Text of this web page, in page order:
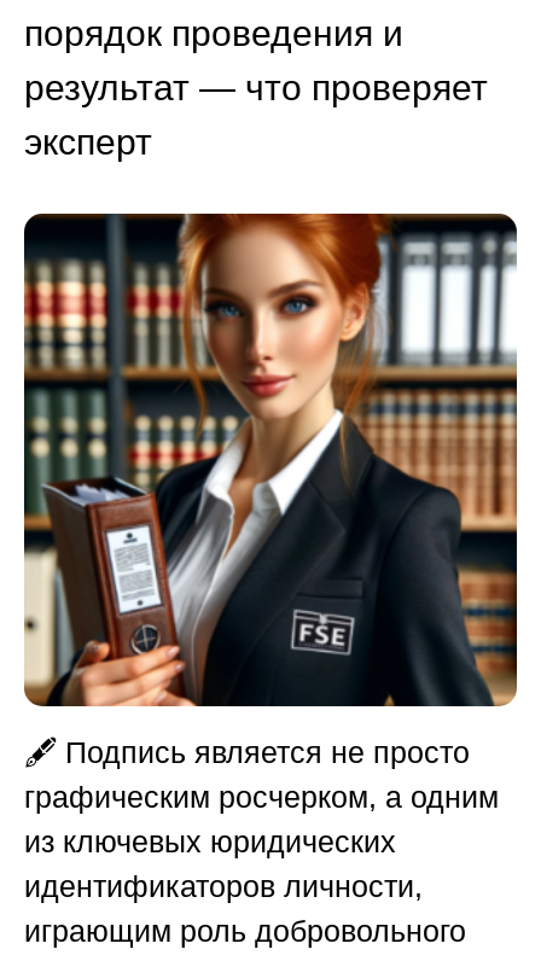
порядок проведения и
результат — что проверяет
эксперт
🖋️ Подпись является не просто
графическим росчерком, а одним
из ключевых юридических
идентификаторов личности,
играющим роль добровольного